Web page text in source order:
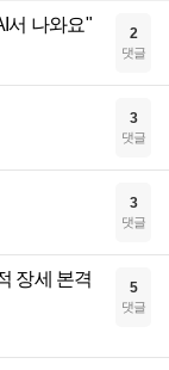
서 나와요" 2
댓글
3
댓글
3
댓글
장세 본격
5
댓글